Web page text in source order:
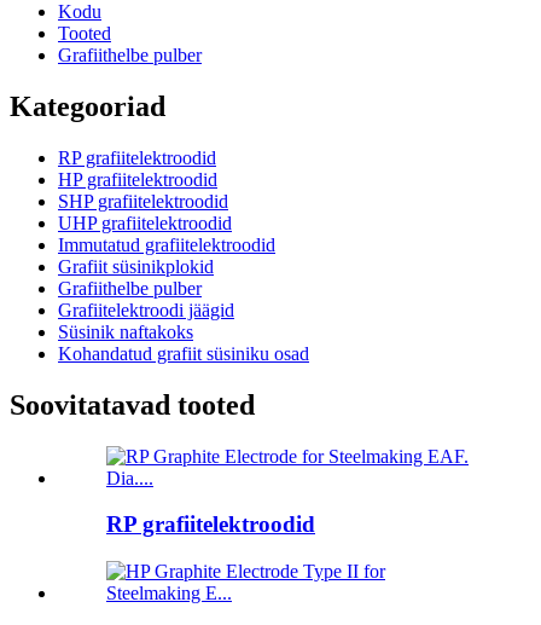
Kodu
Tooted
Grafiithelbe pulber
Kategooriad
RP grafiitelektroodid
HP grafiitelektroodid
SHP grafiitelektroodid
UHP grafiitelektroodid
Immutatud grafiitelektroodid
Grafiit süsinikplokid
Grafiithelbe pulber
Grafiitelektroodi jäägid
Süsinik naftakoks
Kohandatud grafiit süsiniku osad
Soovitatavad tooted
RP grafiitelektroodid